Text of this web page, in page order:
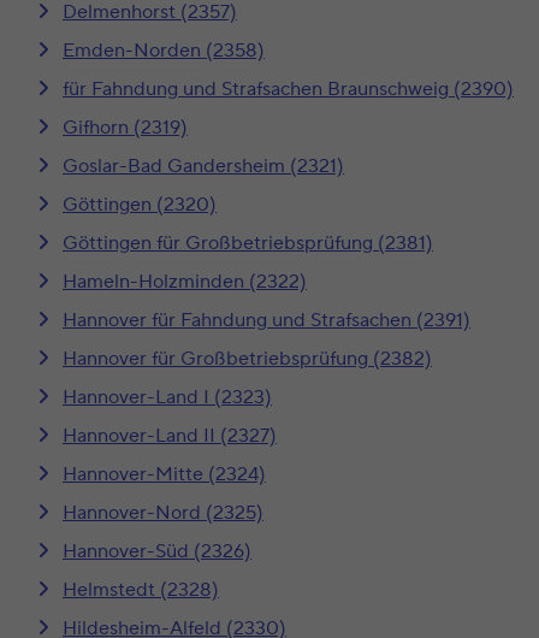
Delmenhorst (2357)
Emden-Norden (2358)
für Fahndung und Strafsachen Braunschweig (2390)
Gifhorn (2319)
Goslar-Bad Gandersheim (2321)
Göttingen (2320)
Göttingen für Großbetriebsprüfung (2381)
Hameln-Holzminden (2322)
Hannover für Fahndung und Strafsachen (2391)
Hannover für Großbetriebsprüfung (2382)
Hannover-Land I (2323)
Hannover-Land II (2327)
Hannover-Mitte (2324)
Hannover-Nord (2325)
Hannover-Süd (2326)
Helmstedt (2328)
Hildesheim-Alfeld (2330)